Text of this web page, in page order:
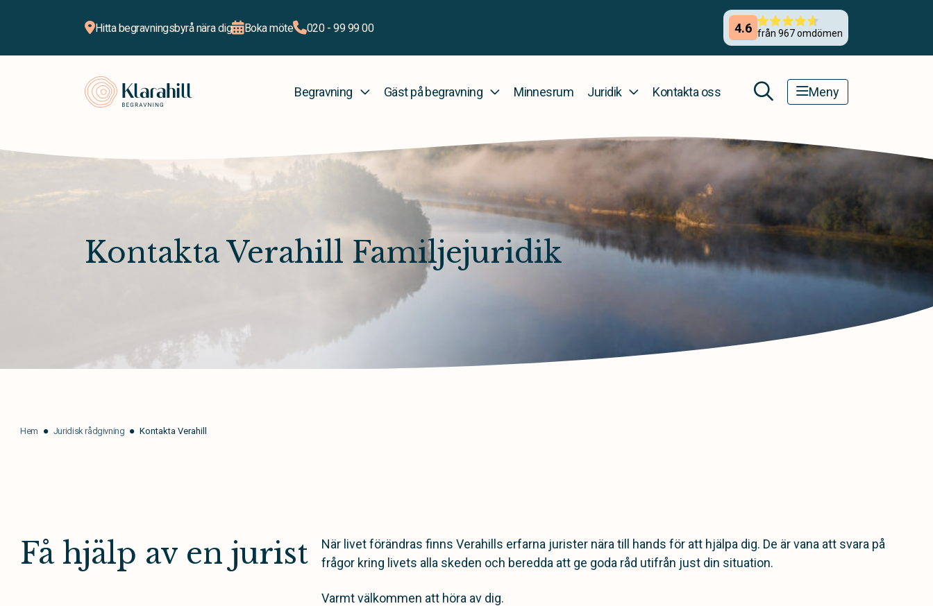
Hitta begravningsbyrå nära dig Boka möte 020 - 99 99 00
Begravning Gäst på begravning Minnesrum Juridik Kontakta oss Meny
Kontakta Verahill Familjejuridik
Hem Juridisk rådgivning Kontakta Verahill
Få hjälp av en jurist
När livet förändras finns Verahills erfarna jurister nära till hands för att hjälpa dig. De är vana att svara på
frågor kring livets alla skeden och beredda att ge goda råd utifrån just din situation.
Varmt välkommen att höra av dig.